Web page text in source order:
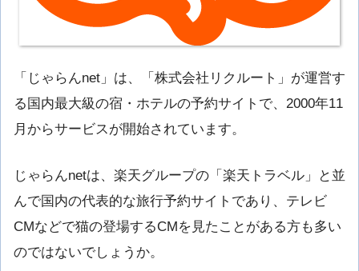
「じゃらんnet」は、「株式会社リクルート」が運営す
る国内最大級の宿・ホテルの予約サイトで、2000年11
月からサービスが開始されています。
じゃらんnetは、楽天グループの「楽天トラベル」と並
んで国内の代表的な旅行予約サイトであり、テレビ
CMなどで猫の登場するCMを見たことがある方も多い
のではないでしょうか。